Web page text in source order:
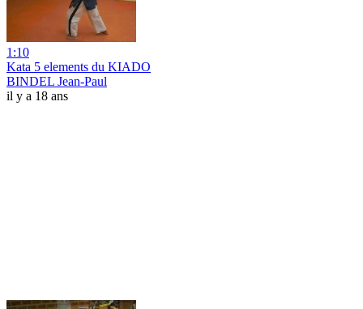
1:10
Kata 5 elements du KIADO
BINDEL Jean-Paul
il y a 18 ans